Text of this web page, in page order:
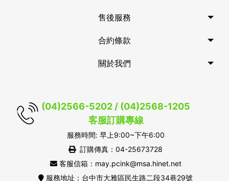
售後服務
合約條款
關於我們
(04)2566-5202 / (04)2568-1205
客服訂購專線
服務時間: 早上9:00~下午6:00
訂購傳真：04-25673728
客服信箱：may.pcink@msa.hinet.net
服務地址：台中市大雅區民生路二段34巷29號